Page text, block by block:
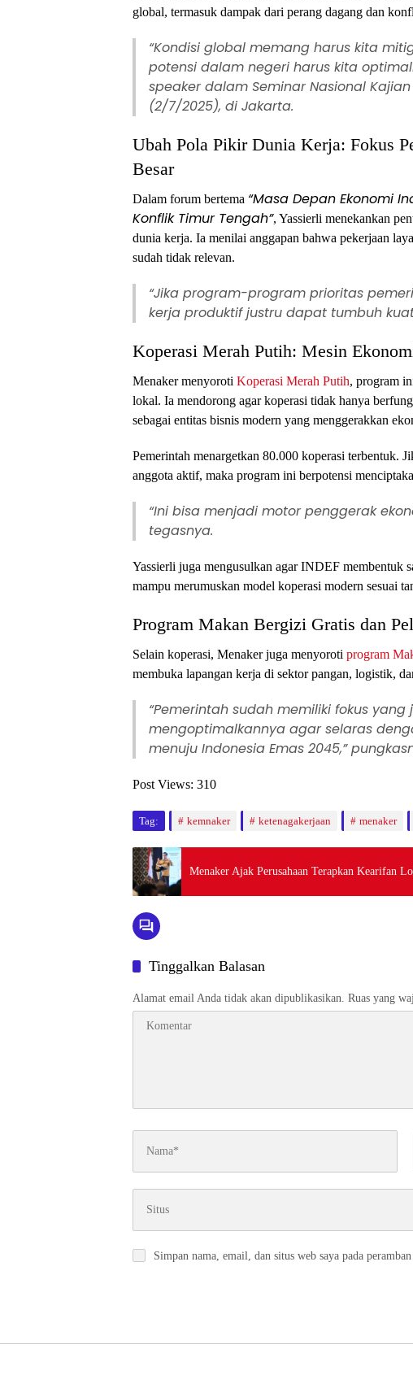
global, termasuk dampak dari perang dagang dan
“Kondisi global memang harus kita
potensi dalam negeri harus kita
speaker dalam Seminar Nasional Kajian
(2/7/2025), di Jakarta.
Ubah Pola Pikir Dunia Kerja: Fokus
Besar
Dalam forum bertema “Masa Depan Ekonomi
Konflik Timur Tengah”, Yassierli menekankan
dunia kerja. Ia menilai anggapan bahwa pekerjaan
sudah tidak relevan.
“Jika program-program prioritas
kerja produktif justru dapat tumbuh
Koperasi Merah Putih: Mesin
Menaker menyoroti Koperasi Merah Putih, program
lokal. Ia mendorong agar koperasi tidak hanya
sebagai entitas bisnis modern yang menggerakkan
Pemerintah menargetkan 80.000 koperasi terbentuk.
anggota aktif, maka program ini berpotensi
“Ini bisa menjadi motor penggerak
tegasnya.
Yassierli juga mengusulkan agar INDEF membentuk
mampu merumuskan model koperasi modern sesuai
Program Makan Bergizi Gratis dan
Selain koperasi, Menaker juga menyoroti program
membuka lapangan kerja di sektor pangan, logistik,
“Pemerintah sudah memiliki fokus
mengoptimalkannya agar selaras
menuju Indonesia Emas 2045,”
Post Views: 310
Tag: kemnaker ketenagakerjaan menaker
Menaker Ajak Perusahaan Terapkan Kearifan
Tinggalkan Balasan
Alamat email Anda tidak akan dipublikasikan. Ruas yang
Simpan nama, email, dan situs web saya pada